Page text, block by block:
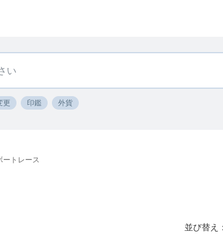
更 印鑑 外貨
ートレース
並び替え：